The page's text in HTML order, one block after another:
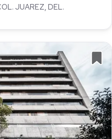
JUAREZ, DEL.